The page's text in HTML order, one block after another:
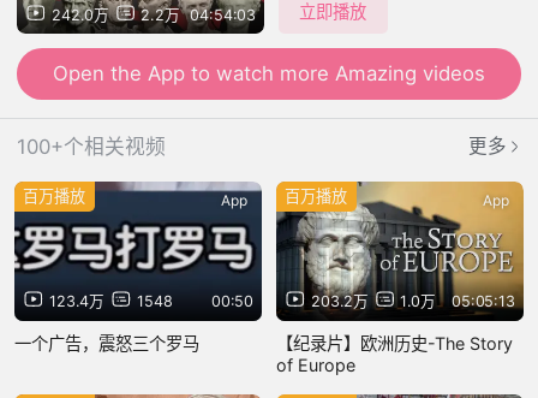
242.0万 2.2万 04:54:03 立即播放
Open the App to watch more Amazing videos
100+个相关视频 更多
123.4万 1548 00:50
百万播放 App
一个广告，震怒三个罗马
203.2万 1.0万 05:05:13
百万播放 App
【纪录片】欧洲历史-The Story
of Europe